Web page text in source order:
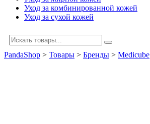
Уход за комбинированной кожей
Уход за сухой кожей
PandaShop > Товары > Бренды > Medicube